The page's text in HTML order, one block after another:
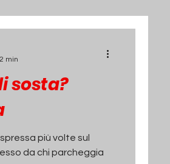
sosta?
più volte sul
da chi parcheggia
min